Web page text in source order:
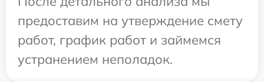
предоставим на утверждение смету
работ, график работ и займемся
устранением неполадок.